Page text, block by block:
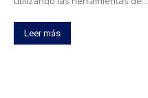
Leer más